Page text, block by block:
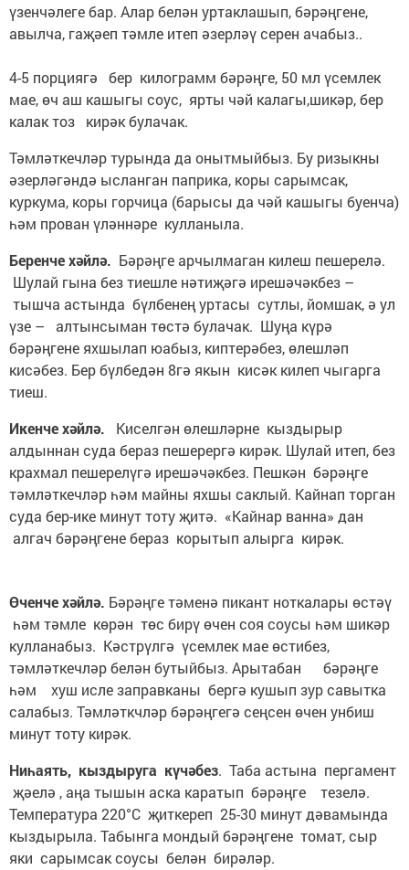
үзенчәлеге бар. Алар белән уртаклашып, бәрәңгене,
авылча, гаҗәеп тәмле итеп әзерләү серен ачабыз..
4-5 порциягә бер килограмм бәрәңге, 50 мл үсемлек
мае, өч аш кашыгы соус, ярты чәй калагы,шикәр, бер
калак тоз кирәк булачак.
Тәмләткечләр турында да онытмыйбыз. Бу ризыкны
әзерләгәндә ысланган паприка, коры сарымсак,
куркума, коры горчица (барысы да чәй кашыгы буенча)
һәм прован үләннәре кулланыла.
Беренче хәйлә. Бәрәңге арчылмаган килеш пешерелә.
Шулай гына без тиешле нәтиҗәгә ирешәчәкбез –
тышча астында бүлбенең уртасы сутлы, йомшак, ә ул
үзе – алтынсыман төстә булачак. Шуңа күрә
бәрәңгене яхшылап юабыз, киптерәбез, өлешләп
кисәбез. Бер бүлбедән 8гә якын кисәк килеп чыгарга
тиеш.
Икенче хәйлә.
Киселгән өлешләрне кыздырыр
алдыннан суда бераз пешерергә кирәк. Шулай итеп, без
крахмал пешерелүгә ирешәчәкбез. Пешкән бәрәңге
тәмләткечләр һәм майны яхшы саклый. Кайнап торган
суда бер-ике минут тоту җитә. «Кайнар ванна» дан
алгач бәрәңгене бераз корытып алырга кирәк.
Өченче хәйлә. Бәрәңге тәменә пикант ноткалары өстәү
һәм тәмле көрән төс бирү өчен соя соусы һәм шикәр
кулланабыз. Кәстрүлгә үсемлек мае өстибез,
тәмләткечләр белән бутыйбыз. Арытабан бәрәңге
һәм хуш исле заправканы бергә кушып зур савытка
салабыз. Тәмләткчләр бәрәңгегә сеңсен өчен унбиш
минут тоту кирәк.
Ниһаять, кыздыруга күчәбез. Таба астына пергамент
җәелә , аңа тышын аска каратып бәрәңге тезелә.
Температура 220°С җиткереп 25-30 минут дәвамында
кыздырыла. Табынга мондый бәрәңгене томат, сыр
яки сарымсак соусы белән бирәләр.